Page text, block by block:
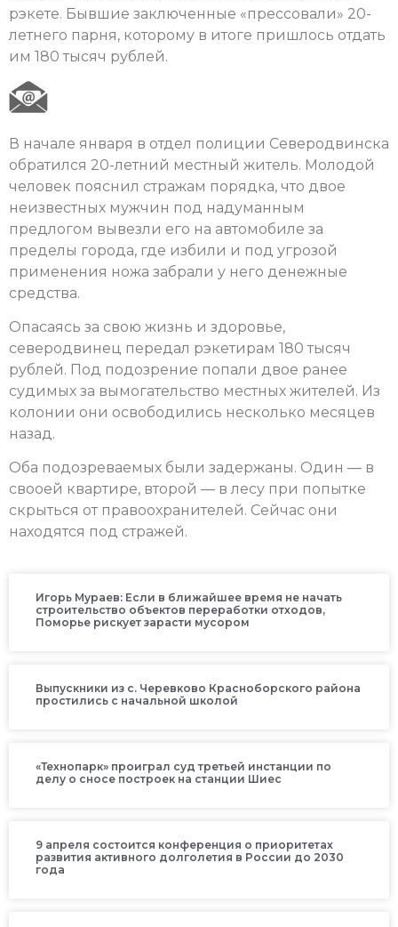
рэкете. Бывшие заключенные «прессовали» 20-
летнего парня, которому в итоге пришлось отдать
им 180 тысяч рублей.
В начале января в отдел полиции Северодвинска
обратился 20-летний местный житель. Молодой
человек пояснил стражам порядка, что двое
неизвестных мужчин под надуманным
предлогом вывезли его на автомобиле за
пределы города, где избили и под угрозой
применения ножа забрали у него денежные
средства.
Опасаясь за свою жизнь и здоровье,
северодвинец передал рэкетирам 180 тысяч
рублей. Под подозрение попали двое ранее
судимых за вымогательство местных жителей. Из
колонии они освободились несколько месяцев
назад.
Оба подозреваемых были задержаны. Один — в
свооей квартире, второй — в лесу при попытке
скрыться от правоохранителей. Сейчас они
находятся под стражей.
Игорь Мураев: Если в ближайшее время не начать
строительство объектов переработки отходов,
Поморье рискует зарасти мусором
Выпускники из с. Черевково Красноборского района
простились с начальной школой
«Технопарк» проиграл суд третьей инстанции по
делу о сносе построек на станции Шиес
9 апреля состоится конференция о приоритетах
развития активного долголетия в России до 2030
года